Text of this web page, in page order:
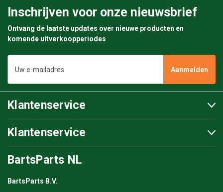
Inschrijven voor onze nieuwsbrief
Ontvang de laatste updates over nieuwe producten en
komende uitverkoopperiodes
mailadres
Klantenservice
Klantenservice
BartsParts NL
BartsParts B.V.